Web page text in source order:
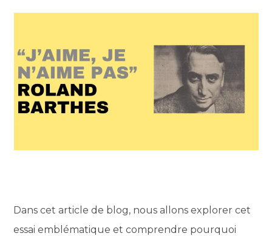
Dans cet article de blog, nous allons explorer cet
essai emblématique et comprendre pourquoi